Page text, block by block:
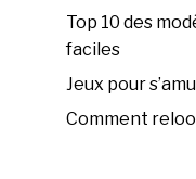
Top 10 des
faciles
Jeux pour
Comment